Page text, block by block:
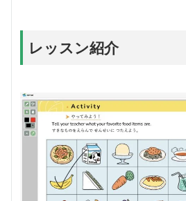
レッスン紹介